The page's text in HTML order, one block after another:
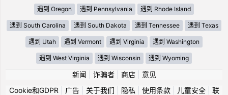
遇到 Oregon 遇到 Pennsylvania 遇到 Rhode Island
遇到 South Carolina 遇到 South Dakota 遇到 Tennessee 遇到 Texas
遇到 Utah 遇到 Vermont 遇到 Virginia 遇到 Washington
遇到 West Virginia 遇到 Wisconsin 遇到 Wyoming
新闻 诈骗者| 商店| 意见
Cookie和GDPR
广告| 关于我们 隐私 使用条款| 儿童安全| 联